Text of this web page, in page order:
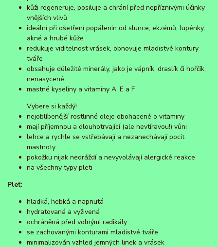
kůži regeneruje, posiluje a chrání před nepříznivými účinky
vnějších vlivů
ideální při ošetření popálenin od slunce, ekzémů, lupénky,
akné a hrubé kůže
redukuje viditelnost vrásek, obnovuje mladistvé kontury
tváře
obsahuje důležité minerály, jako je vápník, draslík či hořčík,
nenasycené
mastné kyseliny a vitaminy A, E a F
Vybere si každý!
nejoblíbenější rostlinné oleje obohacené o vitaminy
mají příjemnou a dlouhotrvající (ale nevtíravou!) vůni
lehce a rychle se vstřebávají a nezanechávají pocit
mastnoty
pokožku nijak nedráždí a nevyvolávají alergické reakce
na všechny typy pleti
Pleť:
hladká, hebká a napnutá
hydratovaná a vyživená
ochráněná před volnými radikály
se zachovanými konturami mladistvé tváře
minimalizován vzhled jemných linek a vrásek